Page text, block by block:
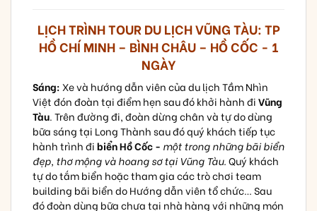
LỊCH TRÌNH TOUR DU LỊCH VŨNG TÀU: TP
HỒ CHÍ MINH – BÌNH CHÂU – HỒ CỐC - 1
NGÀY
Sáng:Xe và hướng dẫn viên của du lịch Tầm Nhìn
Việt đón đoàn tại điểm hẹn sau đó khởi hành điVũng
Tàu. Trên đường đi, đoàn dừng chân và tự do dùng
bữa sáng tại Long Thành sau đó quý khách tiếp tục
hành trình đibiển Hồ Cốc - một trong những bãi biển
đẹp, thơ mộng và hoang sơ tại Vũng Tàu.Quý khách
tự do tắm biển hoặc tham gia các trò chơi team
building bãi biển do Hướng dẫn viên tổ chức… Sau
đó đoàn dùng bữa chưa tại nhà hàng với những món